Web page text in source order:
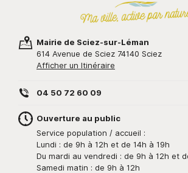
Mairie de Sciez-sur-Léman
614 Avenue de Sciez 74140 Sciez
Afficher un Itinéraire
04 50 72 60 09
Ouverture au public
Service population / accueil :
Lundi : de 9h à 12h et de 14h à 19h
Du mardi au vendredi : de 9h à 12h et
Samedi matin : de 9h à 12h